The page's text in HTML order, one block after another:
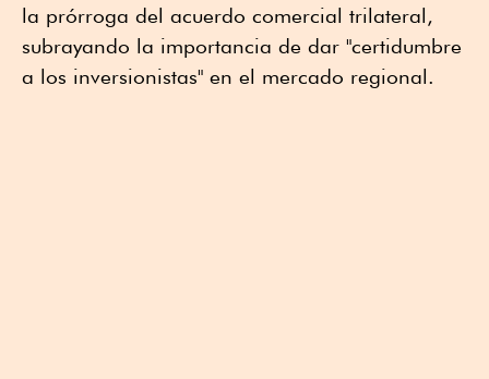
la prórroga del acuerdo comercial trilateral,
subrayando la importancia de dar "certidumbre
a los inversionistas" en el mercado regional.